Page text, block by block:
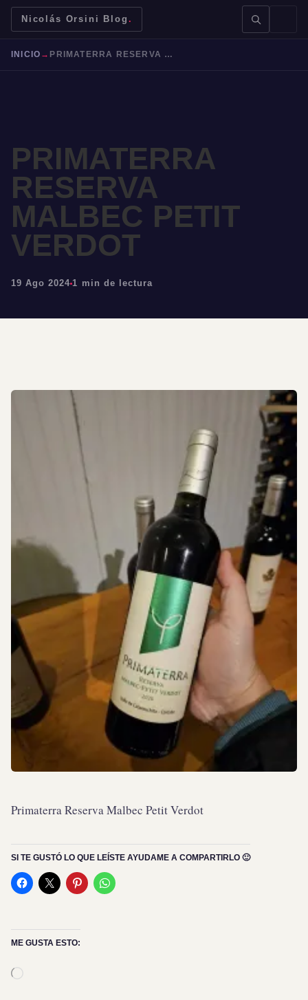
Nicolás Orsini Blog .
Mendoza Malbec Bodegas
INICIO → PRIMATERRA RESERVA MALBEC PETIT VERDOT
PRIMATERRA
RESERVA
MALBEC PETIT
VERDOT
19 Ago 2024 1 min de lectura
Primaterra Reserva Malbec Petit Verdot
SI TE GUSTÓ LO QUE LEÍSTE AYUDAME A COMPARTIRLO 🙂
ME GUSTA ESTO: